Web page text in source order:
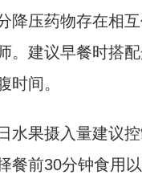
降压药物存在相
。建议早餐时搭
时间。
水果摄入量建议
餐前30分钟食用